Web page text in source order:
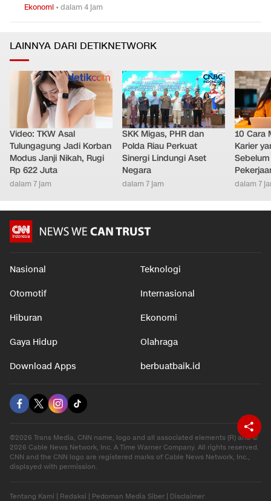
Ekonomi •dalam 4 jam
LAINNYA DARI DETIKNETWORK
Video: TKW Asal
Tulungagung Jadi Korban
Modus Janji Nikah, Rugi
Rp 622 Juta
dalam 7 jam
SKK Migas, PHR dan
Polda Riau Perkuat
Sinergi Lindungi Aset
Negara
dalam 7 jam
10 Cara
Karier
dalam 7
Nasional Teknologi
Otomotif Internasional
Hiburan Ekonomi
Gaya Hidup Olahraga
Download Apps berbuatbaik.id
©2026 Trans Media, CNN name, logo and all associated elements (R) and ©
2026 Cable News Network, Inc. A Time Warner Company. All rights reserved.
CNN and the CNN logo are registered marks of Cable News Network, Inc.,
displayed with permission.
Tentang Kami Redaksi Pedoman Media Siber Disclaimer